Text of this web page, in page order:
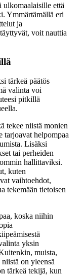
ulkomaalaisille että
Ymmärtämällä eri
ja
voit nauttia
tärkeä päätös
valinta voi
pitkillä
tekee niistä monien
tarjoavat helpompaa
Lisäksi
tai perheiden
hallittaviksi.
kuten
vaihtoehdot,
tekemään tietoisen
koska niihin
yksin
muista,
on yleensä
tärkeä tekijä, kun